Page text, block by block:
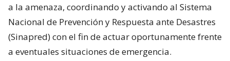
a la amenaza, coordinando y activando al Sistema
Nacional de Prevención y Respuesta ante Desastres
(Sinapred) con el fin de actuar oportunamente frente
a eventuales situaciones de emergencia.